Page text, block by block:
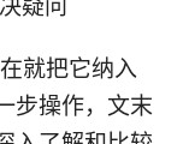
疑问
就把它纳入
步操作，文末